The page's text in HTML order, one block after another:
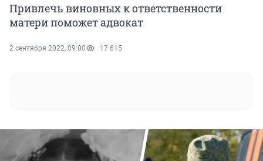
Привлечь виновных к ответственности
матери поможет адвокат
2 сентября 2022, 09:00 17 615